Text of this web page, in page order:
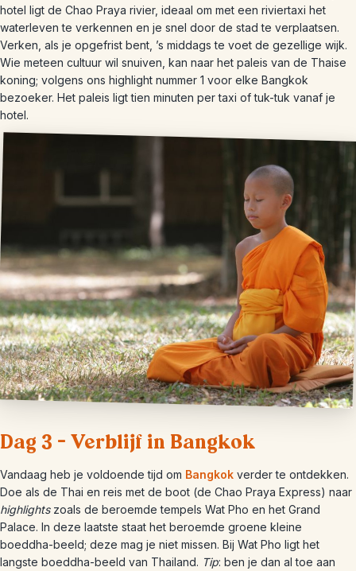
hotel ligt de Chao Praya rivier, ideaal om met een riviertaxi het
waterleven te verkennen en je snel door de stad te verplaatsen.
Verken, als je opgefrist bent, ’s middags te voet de gezellige wijk.
Wie meteen cultuur wil snuiven, kan naar het paleis van de Thaise
koning; volgens ons highlight nummer 1 voor elke Bangkok
bezoeker. Het paleis ligt tien minuten per taxi of tuk-tuk vanaf je
hotel.
Dag 3 – Verblijf in Bangkok
Vandaag heb je voldoende tijd om Bangkok verder te ontdekken.
Doe als de Thai en reis met de boot (de Chao Praya Express) naar
highlightszoals de beroemde tempels Wat Pho en het Grand
Palace. In deze laatste staat het beroemde groene kleine
boeddha-beeld; deze mag je niet missen. Bij Wat Pho ligt het
langste boeddha-beeld van Thailand. Tip: ben je dan al toe aan